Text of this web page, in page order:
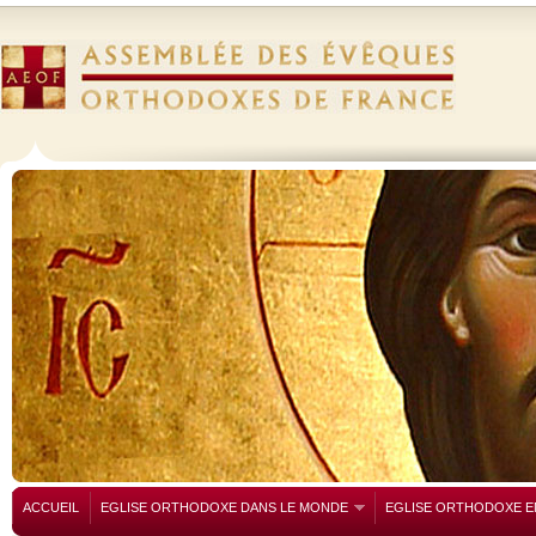
ACCUEIL EGLISE ORTHODOXE DANS LE MONDE EGLISE ORTHODOXE